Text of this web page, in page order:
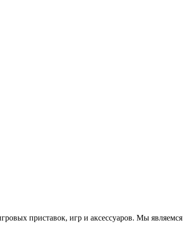
приставок, игр и аксессуаров. Мы